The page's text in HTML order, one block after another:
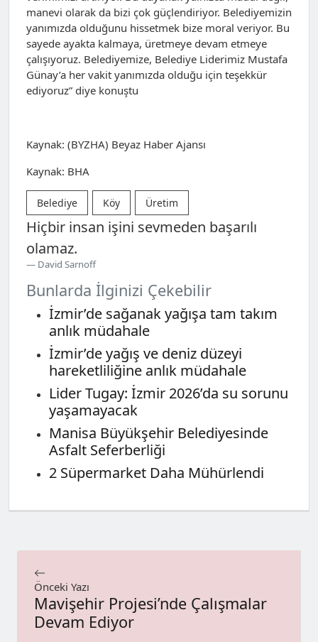
manevi olarak da bizi çok güçlendiriyor. Belediyemizin
yanımızda olduğunu hissetmek bize moral veriyor. Bu
sayede ayakta kalmaya, üretmeye devam etmeye
çalışıyoruz. Belediyemize, Belediye Liderimiz Mustafa
Günay’a her vakit yanımızda olduğu için teşekkür
ediyoruz” diye konuştu
Kaynak: (BYZHA) Beyaz Haber Ajansı
Kaynak: BHA
Belediye Köy Üretim
Hiçbir insan işini sevmeden başarılı
olamaz.
David Sarnoff
Bunlarda İlginizi Çekebilir
İzmir’de sağanak yağışa tam takım
anlık müdahale
İzmir’de yağış ve deniz düzeyi
hareketliliğine anlık müdahale
Lider Tugay: İzmir 2026’da su sorunu
yaşamayacak
Manisa Büyükşehir Belediyesinde
Asfalt Seferberliği
2 Süpermarket Daha Mühürlendi
Önceki Yazı
Mavişehir Projesi’nde Çalışmalar
Devam Ediyor